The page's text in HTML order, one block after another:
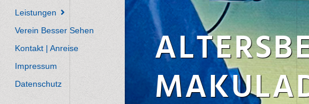
Leistungen
Verein Besser Sehen
Kontakt | Anreise
Impressum
Datenschutz